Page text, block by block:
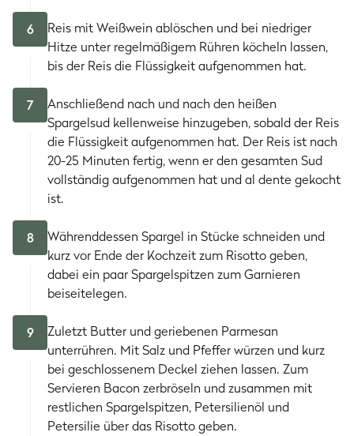
6
Reis mit Weißwein ablöschen und bei niedriger
Hitze unter regelmäßigem Rühren köcheln lassen,
bis der Reis die Flüssigkeit aufgenommen hat.
7
Anschließend nach und nach den heißen
Spargelsud kellenweise hinzugeben, sobald der Reis
die Flüssigkeit aufgenommen hat. Der Reis ist nach
20-25 Minuten fertig, wenn er den gesamten Sud
vollständig aufgenommen hat und al dente gekocht
ist.
8
Währenddessen Spargel in Stücke schneiden und
kurz vor Ende der Kochzeit zum Risotto geben,
dabei ein paar Spargelspitzen zum Garnieren
beiseitelegen.
9
Zuletzt Butter und geriebenen Parmesan
unterrühren. Mit Salz und Pfeffer würzen und kurz
bei geschlossenem Deckel ziehen lassen. Zum
Servieren Bacon zerbröseln und zusammen mit
restlichen Spargelspitzen, Petersilienöl und
Petersilie über das Risotto geben.